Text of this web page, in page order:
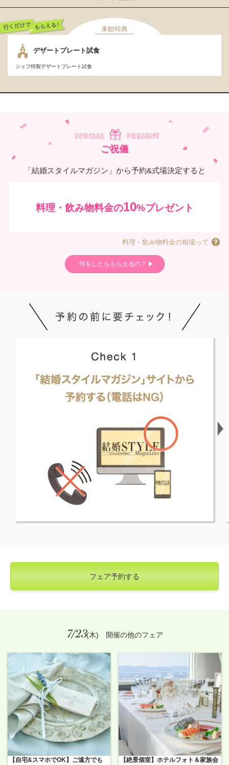
来館特典
デザートプレート試食
シェフ特製デザートプレート試食
ご祝儀
「結婚スタイルマガジン」から予約&式場決定すると
料理・飲み物料金の10%プレゼント
料理・飲み物料金の相場って
何をしたらもらえるの？
フェア予約する
7/23(木) 開催の他のフェア
【自宅&スマホでOK】ご遠方でも 【絶景個室】ホテルフォト＆家族会